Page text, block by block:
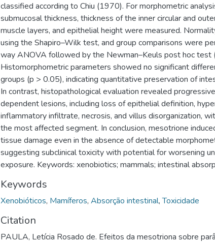
classified according to Chiu (1970). For morphometric
submucosal thickness, thickness of the inner circular and
muscle layers, and epithelial height were measured.
using the Shapiro–Wilk test, and group comparisons were
way ANOVA followed by the Newman–Keuls post hoc test
Histomorphometric parameters showed no significant
groups (p > 0.05), indicating quantitative preservation of
In contrast, histopathological evaluation revealed
dependent lesions, including loss of epithelial definition,
inflammatory infiltrate, necrosis, and villus disorganization,
the most affected segment. In conclusion, mesotrione
tissue damage even in the absence of detectable
suggesting subclinical toxicity with potential for worsening
exposure. Keywords: xenobiotics; mammals; intestinal
Keywords
Xenobióticos, Mamíferos, Absorção intestinal,Toxicidade
Citation
PAULA, Letícia Rosado de. Efeitos da mesotriona sobre